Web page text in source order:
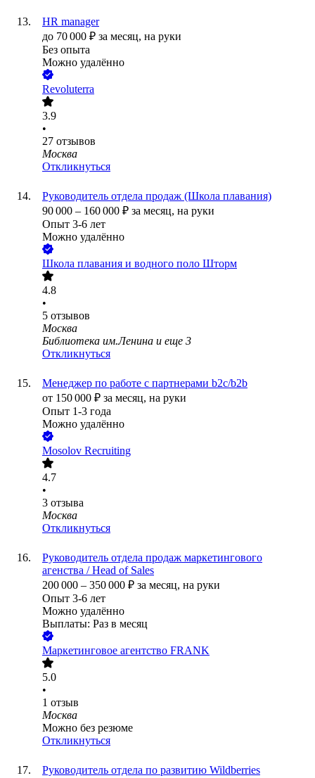
HR manager
до 70 000 ₽ за месяц, на руки
Без опыта
Можно удалённо
Revoluterra
3.9
•
27 отзывов
Москва
Откликнуться
Руководитель отдела продаж (Школа плавания)
90 000 – 160 000 ₽ за месяц, на руки
Опыт 3-6 лет
Можно удалённо
Школа плавания и водного поло Шторм
4.8
•
5 отзывов
Москва
Библиотека им.Ленина и еще 3
Откликнуться
Менеджер по работе с партнерами b2c/b2b
от 150 000 ₽ за месяц, на руки
Опыт 1-3 года
Можно удалённо
Mosolov Recruiting
4.7
•
3 отзыва
Москва
Откликнуться
Руководитель отдела продаж маркетингового
агенства / Head of Sales
200 000 – 350 000 ₽ за месяц, на руки
Опыт 3-6 лет
Можно удалённо
Выплаты: Раз в месяц
Маркетинговое агентство FRANK
5.0
•
1 отзыв
Москва
Можно без резюме
Откликнуться
Руководитель отдела по развитию Wildberries